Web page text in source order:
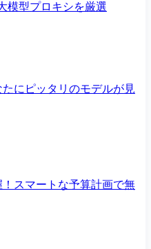
模型プロキシを厳選
にピッタリのモデルが見
スマートな予算計画で無